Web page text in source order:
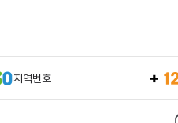
지역번호